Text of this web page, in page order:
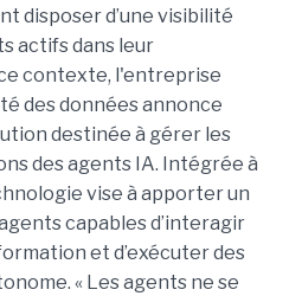
disposer d’une visibilité
actifs dans leur
ce contexte, l'entreprise
des données annonce
destinée à gérer les
des agents IA. Intégrée à
vise à apporter un
capables d’interagir
et d’exécuter des
« Les agents ne se